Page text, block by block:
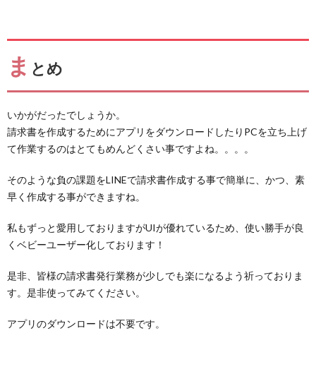
ま とめ
いかがだったでしょうか。
請求書を作成するためにアプリをダウンロードしたりPCを立ち上げ
て作業するのはとてもめんどくさい事ですよね。。。。
そのような負の課題をLINEで請求書作成する事で簡単に、かつ、素
早く作成する事ができますね。
私もずっと愛用しておりますがUIが優れているため、使い勝手が良
くベビーユーザー化しております！
是非、皆様の請求書発行業務が少しでも楽になるよう祈っておりま
す。是非使ってみてください。
アプリのダウンロードは不要です。